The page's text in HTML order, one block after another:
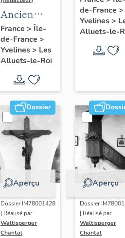
Ancien
maître-
autel
France > Île-
de-France >
Yvelines> Les
Alluets-le-Roi
Louis,
Vierge à
dite
(baies 6
9)
de-France >
Yvelines>
Alluets-le-
Dossier
Aperçu
Dossier IM78001428
| Réalisé par
Waltisperger
Chantal
Aperçu
Dossier
| Réalisé par
Waltisperger
Chantal